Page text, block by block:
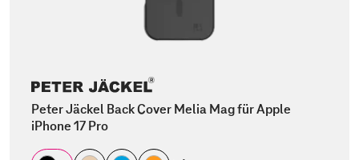
Peter Jäckel Back Cover Melia Mag für Apple
iPhone 17 Pro